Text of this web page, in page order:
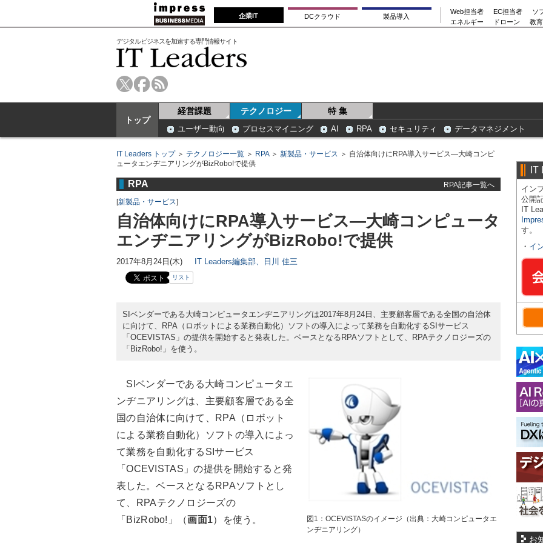
企業IT DCクラウド 製品導入
Web担当者 EC担当者
ソ
エネルギー
ドローン 教
デジタルビジネスを加速する専門情報サイト
トップ
経営課題 テクノロジー 特 集
ユーザー動向 プロセスマイニング AI RPA セキュリティ データマネジメント
IT Leaders トップ＞ テクノロジー一覧 ＞ RPA＞ 新製品・サービス ＞ 自治体向けにRPA導入サービス―大崎コンピ
ュータエンヂニアリングがBizRobo!で提供
RPA
RPA記事一覧へ
[新製品・サービス]
自治体向けにRPA導入サービス―大崎コンピュータ
エンヂニアリングがBizRobo!で提供
2017年8月24日(木) IT Leaders編集部、日川 佳三
リスト
SIベンダーである大崎コンピュータエンヂニアリングは2017年8月24日、主要顧客層である全国の自治体
に向けて、RPA（ロボットによる業務自動化）ソフトの導入によって業務を自動化するSIサービス
「OCEVISTAS」の提供を開始すると発表した。ベースとなるRPAソフトとして、RPAテクノロジーズの
「BizRobo!」を使う。
図1：OCEVISTASのイメージ（出典：大崎コンピュータエ
ンヂニアリング）
SIベンダーである大崎コンピュータエ
ンヂニアリングは、主要顧客層である全
国の自治体に向けて、RPA（ロボット
による業務自動化）ソフトの導入によっ
て業務を自動化するSIサービス
「OCEVISTAS」の提供を開始すると発
表した。ベースとなるRPAソフトとし
て、RPAテクノロジーズの
「BizRobo!」（画面1）を使う。
IT
イン
公開
IT
す。
・ イ
お